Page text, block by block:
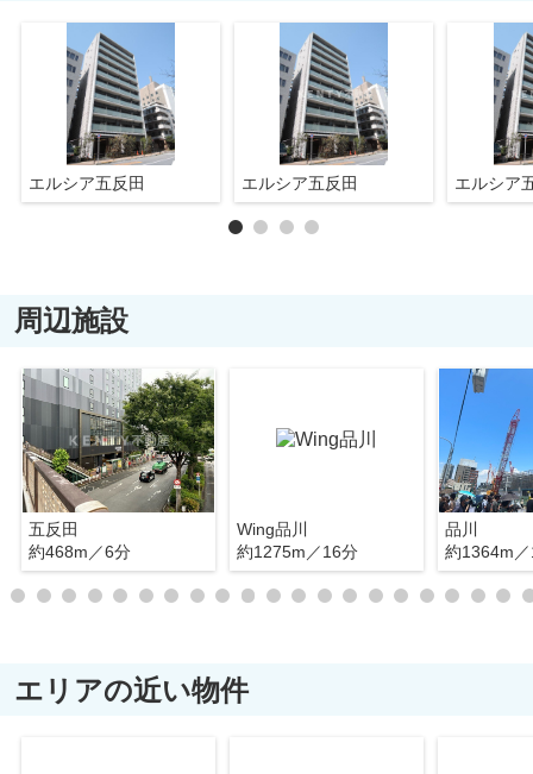
エルシア五反田 エルシア五反田 エルシア
周辺施設
五反田
約468m／6分
Wing品川
約1275m／16分
品川
約1364m
エリアの近い物件